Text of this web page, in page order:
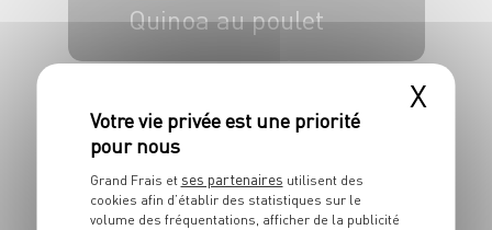
Quinoa au poulet
4 pers. 15 min 20 min
X
Grand Frais et ses partenaires utilisent des
cookies afin d’établir des statistiques sur le
volume des fréquentations, afficher de la publicité